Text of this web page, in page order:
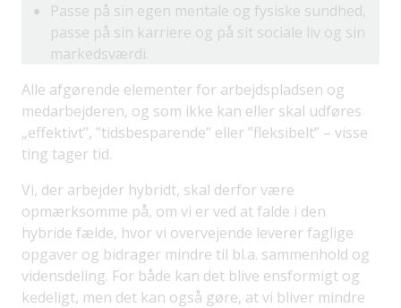
Passe på sin egen mentale og fysiske sundhed,
passe på sin karriere og på sit sociale liv og sin
markedsværdi.
Alle afgørende elementer for arbejdspladsen og
medarbejderen, og som ikke kan eller skal udføres
„effektivt”, ”tidsbesparende” eller ”fleksibelt” – visse
ting tager tid.
Vi, der arbejder hybridt, skal derfor være
opmærksomme på, om vi er ved at falde i den
hybride fælde, hvor vi overvejende leverer faglige
opgaver og bidrager mindre til bl.a. sammenhold og
vidensdeling. For både kan det blive ensformigt og
kedeligt, men det kan også gøre, at vi bliver mindre